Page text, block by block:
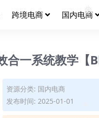
跨境电商 国内电商
一系统教学【
资源分类: 国内电商
发布时间: 2025-01-01